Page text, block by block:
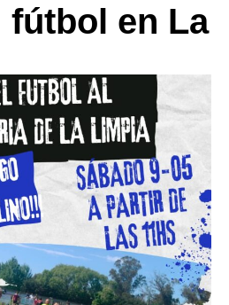
fútbol en La